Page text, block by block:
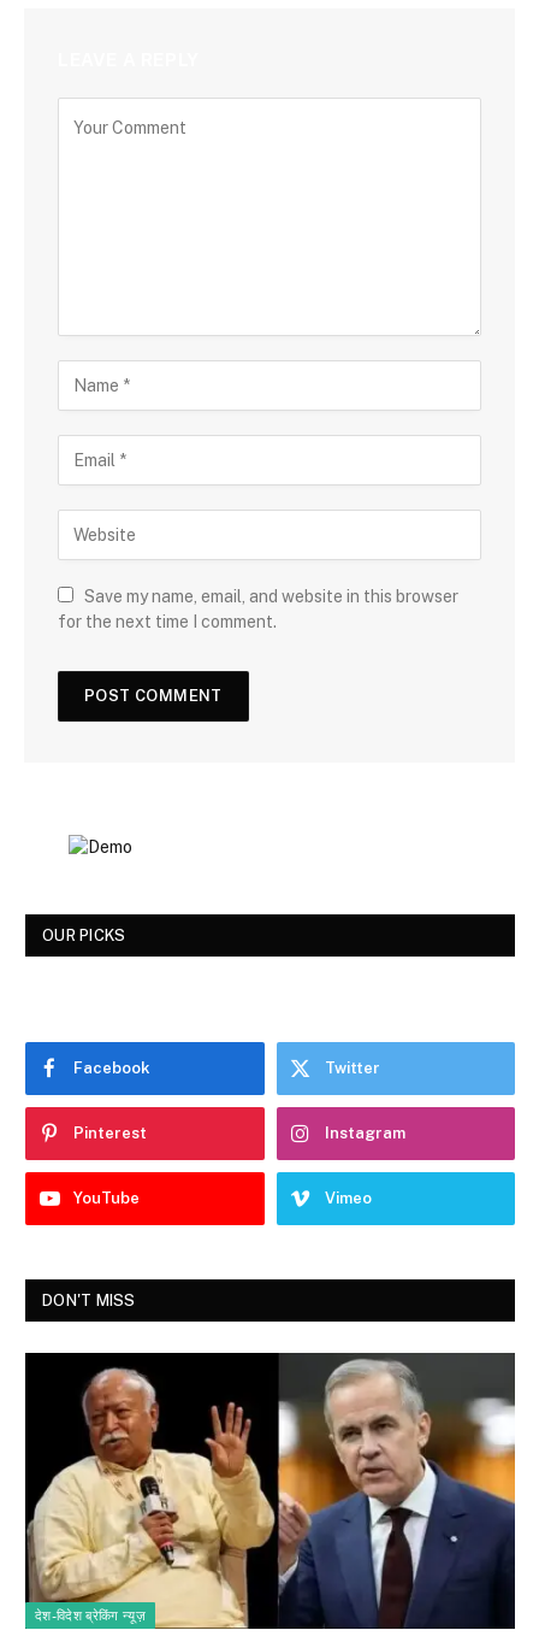
Save my name, email, and website in this browser
for the next time I comment.
OUR PICKS
Facebook Twitter
Pinterest Instagram
YouTube Vimeo
DON'T MISS
देश-विदेश ब्रेकिंग न्यूज़